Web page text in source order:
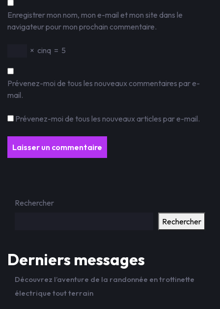
Enregistrer mon nom, mon e-mail et mon site dans le
navigateur pour mon prochain commentaire.
× cinq = 5
Prévenez-moi de tous les nouveaux commentaires par e-
mail.
Prévenez-moi de tous les nouveaux articles par e-mail.
Rechercher
Rechercher
Derniers messages
Découvrez l’aventure de la randonnée en trottinette
électrique tout terrain